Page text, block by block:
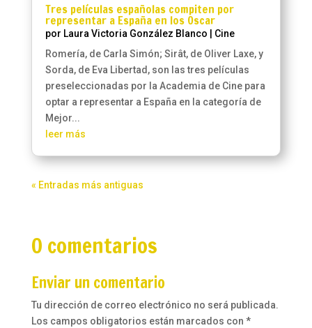
Tres películas españolas compiten por
representar a España en los Oscar
por Laura Victoria González Blanco
Cine
Romería, de Carla Simón; Sirât, de Oliver Laxe, y
Sorda, de Eva Libertad, son las tres películas
preseleccionadas por la Academia de Cine para
optar a representar a España en la categoría de
Mejor...
leer más
« Entradas más antiguas
0 comentarios
Enviar un comentario
Tu dirección de correo electrónico no será publicada.
Los campos obligatorios están marcados con *